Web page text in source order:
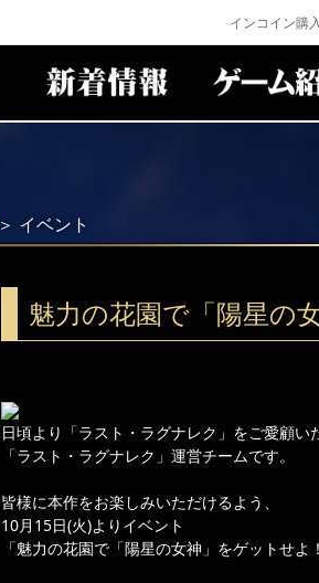
インコイン購入
＞ イベント
魅力の花園で「陽星の
日頃より「ラスト・ラグナレク」をご愛顧い
「ラスト・ラグナレク」運営チームです。
皆様に本作をお楽しみいただけるよう、
10月15日(火)よりイベント
「魅力の花園で「陽星の女神」をゲットせよ